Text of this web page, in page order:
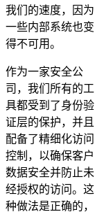
我们的速度，因为
一些内部系统也变
得不可用。
作为一家安全公
司，我们所有的工
具都受到了身份验
证层的保护，并且
配备了精细化访问
控制，以确保客户
数据安全并防止未
经授权的访问。这
种做法是正确的，